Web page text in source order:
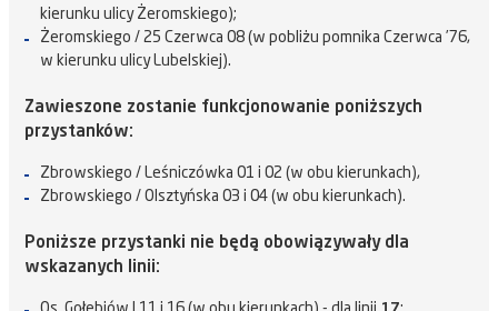
kierunku ulicy Żeromskiego);
Żeromskiego / 25 Czerwca 08 (w pobliżu pomnika Czerwca ’76,
w kierunku ulicy Lubelskiej).
Zawieszone zostanie funkcjonowanie poniższych
przystanków:
Zbrowskiego / Leśniczówka 01 i 02 (w obu kierunkach),
Zbrowskiego / Olsztyńska 03 i 04 (w obu kierunkach).
Poniższe przystanki nie będą obowiązywały dla
wskazanych linii: